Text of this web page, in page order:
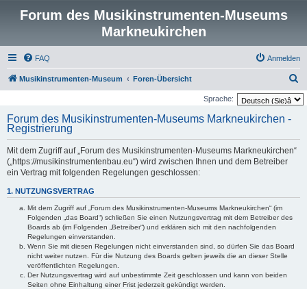
Forum des Musikinstrumenten-Museums
Markneukirchen
FAQ Anmelden
Musikinstrumenten-Museum Foren-Übersicht
u
Sprache:
Forum des Musikinstrumenten-Museums Markneukirchen -
Registrierung
Mit dem Zugriff auf „Forum des Musikinstrumenten-Museums Markneukirchen“
(„https://musikinstrumentenbau.eu“) wird zwischen Ihnen und dem Betreiber
ein Vertrag mit folgenden Regelungen geschlossen:
1. NUTZUNGSVERTRAG
Mit dem Zugriff auf „Forum des Musikinstrumenten-Museums Markneukirchen“ (im
Folgenden „das Board“) schließen Sie einen Nutzungsvertrag mit dem Betreiber des
Boards ab (im Folgenden „Betreiber“) und erklären sich mit den nachfolgenden
Regelungen einverstanden.
Wenn Sie mit diesen Regelungen nicht einverstanden sind, so dürfen Sie das Board
nicht weiter nutzen. Für die Nutzung des Boards gelten jeweils die an dieser Stelle
veröffentlichten Regelungen.
Der Nutzungsvertrag wird auf unbestimmte Zeit geschlossen und kann von beiden
Seiten ohne Einhaltung einer Frist jederzeit gekündigt werden.